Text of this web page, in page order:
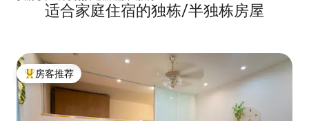
适合家庭住宿的独栋/半独栋房屋
热门「房客推荐」
房客推荐